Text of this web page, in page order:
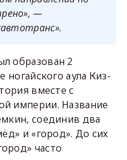
—
образован 2
ногайского аула Киз-
вместе с
империи. Название
соединив два
и «город». До сих
часто